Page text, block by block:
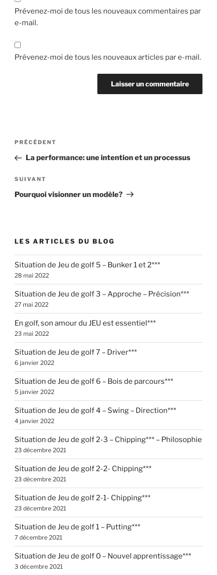
Prévenez-moi de tous les nouveaux commentaires par
e-mail.
Prévenez-moi de tous les nouveaux articles par e-mail.
Navigation
l’article
Article
précédent
PRÉCÉDENT
La performance: une intention et un processus
Article
suivant
SUIVANT
Pourquoi visionner un modèle?
LES ARTICLES DU BLOG
Situation de Jeu de golf 5 – Bunker 1 et 2***
28 mai 2022
Situation de Jeu de golf 3 – Approche – Précision***
27 mai 2022
En golf, son amour du JEU est essentiel***
23 mai 2022
Situation de Jeu de golf 7 – Driver***
6 janvier 2022
Situation de Jeu de golf 6 – Bois de parcours***
5 janvier 2022
Situation de Jeu de golf 4 – Swing – Direction***
4 janvier 2022
Situation de Jeu de golf 2-3 – Chipping*** – Philosophie
23 décembre 2021
Situation de Jeu de golf 2-2- Chipping***
23 décembre 2021
Situation de Jeu de golf 2-1- Chipping***
23 décembre 2021
Situation de Jeu de golf 1 – Putting***
7 décembre 2021
Situation de Jeu de golf 0 – Nouvel apprentissage***
3 décembre 2021